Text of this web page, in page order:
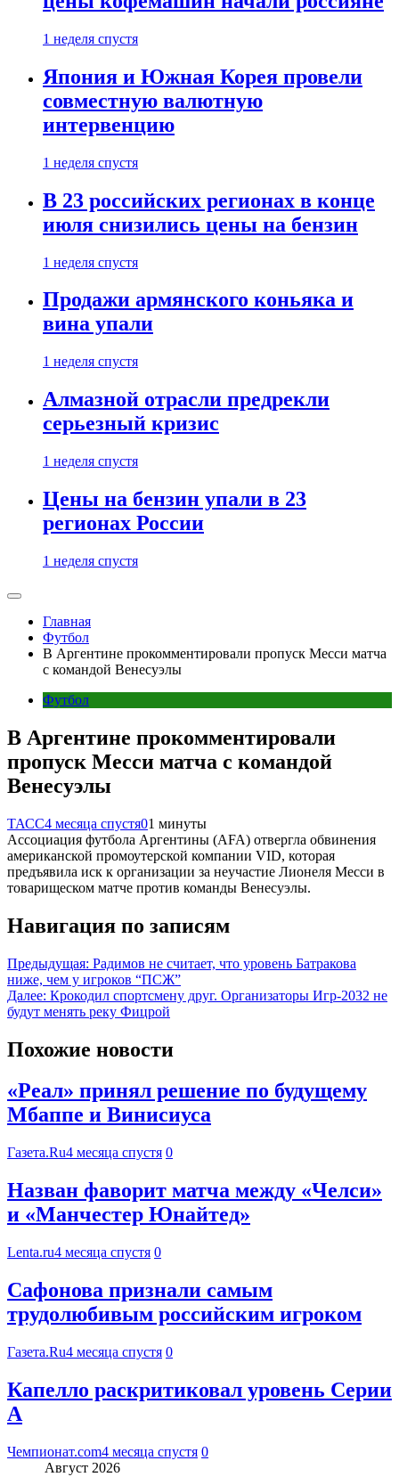
1 неделя спустя
Япония и Южная Корея провели
совместную валютную
интервенцию
1 неделя спустя
В 23 российских регионах в конце
июля снизились цены на бензин
1 неделя спустя
Продажи армянского коньяка и
вина упали
1 неделя спустя
Алмазной отрасли предрекли
серьезный кризис
1 неделя спустя
Цены на бензин упали в 23
регионах России
1 неделя спустя
Главная
Футбол
В Аргентине прокомментировали пропуск Месси матча
с командой Венесуэлы
Футбол
В Аргентине прокомментировали
пропуск Месси матча с командой
Венесуэлы
ТАСС4 месяца спустя01 минуты
Ассоциация футбола Аргентины (AFA) отвергла обвинения
американской промоутерской компании VID, которая
предъявила иск к организации за неучастие Лионеля Месси в
товарищеском матче против команды Венесуэлы.
Навигация по записям
Предыдущая: Радимов не считает, что уровень Батракова
ниже, чем у игроков “ПСЖ”
Далее: Крокодил спортсмену друг. Организаторы Игр-2032 не
будут менять реку Фицрой
Похожие новости
«Реал» принял решение по будущему
Мбаппе и Винисиуса
Газета.Ru4 месяца спустя 0
Назван фаворит матча между «Челси»
и «Манчестер Юнайтед»
Lenta.ru4 месяца спустя 0
Сафонова признали самым
трудолюбивым российским игроком
Газета.Ru4 месяца спустя 0
Капелло раскритиковал уровень Серии
А
Чемпионат.com4 месяца спустя 0
Август 2026